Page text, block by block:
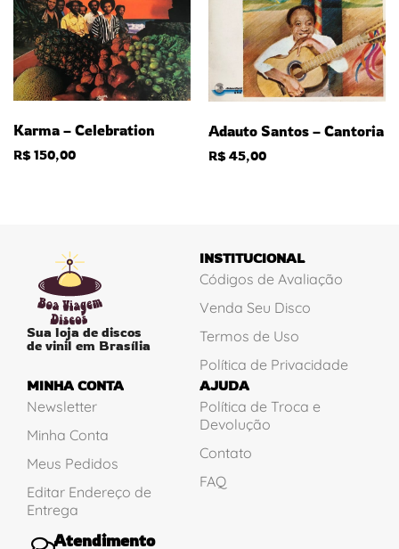
Karma – Celebration
R$150,00
Adauto Santos – Cantoria
R$45,00
Sua loja de discos
de vinil em Brasília
INSTITUCIONAL
Códigos de Avaliação
Venda Seu Disco
Termos de Uso
Política de Privacidade
MINHA CONTA
Newsletter
Minha Conta
Meus Pedidos
Editar Endereço de
Entrega
AJUDA
Política de Troca e
Devolução
Contato
FAQ
Atendimento